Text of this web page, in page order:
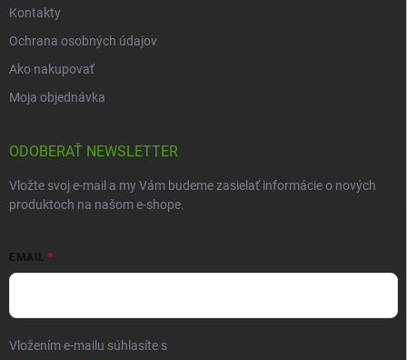
Kontakty
Ochrana osobných údajov
Ako nakupovať
Moja objednávka
ODOBERAŤ NEWSLETTER
Vložte svoj e-mail a my Vám budeme zasielať informácie o nových
produktoch na našom e-shope.
EMAIL
Vložením e-mailu súhlasíte s